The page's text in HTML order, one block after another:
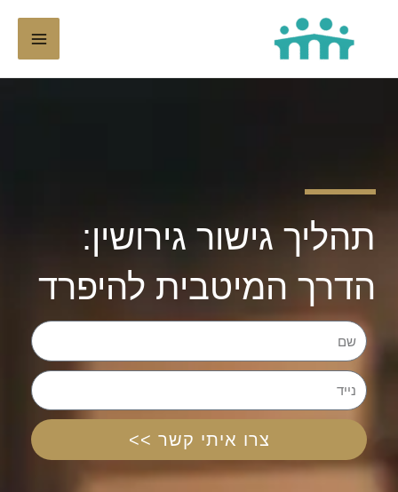
תהליך גישור גירושין:
הדרך המיטבית להיפרד
שם
נייד
צרו איתי קשר >>